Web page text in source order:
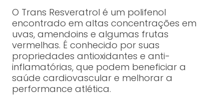
O Trans Resveratrol é um polifenol
encontrado em altas concentrações em
uvas, amendoins e algumas frutas
vermelhas. É conhecido por suas
propriedades antioxidantes e anti-
inflamatórias, que podem beneficiar a
saúde cardiovascular e melhorar a
performance atlética.